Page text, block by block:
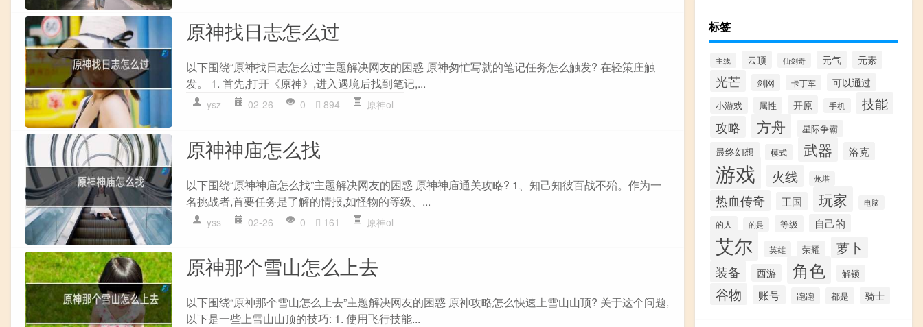
原神找日志怎么过
以下围绕“原神找日志怎么过”主题解决网友的困惑 原神匆忙写就的笔记任务怎么触发? 在轻策庄触
发。 1. 首先,打开《原神》,进入遇境后找到笔记,...
ysz 02-26 0 894 原神ol
原神神庙怎么找
以下围绕“原神神庙怎么找”主题解决网友的困惑 原神神庙通关攻略? 1、知己知彼百战不殆。作为一
名挑战者,首要任务是了解的情报,如怪物的等级、...
yss 02-26 0 161 原神ol
原神那个雪山怎么上去
以下围绕“原神那个雪山怎么上去”主题解决网友的困惑 原神攻略怎么快速上雪山山顶? 关于这个问题,
以下是一些上雪山山顶的技巧: 1. 使用飞行技能...
标签
主线 云顶 仙剑奇 元气 元素
光芒 剑网 卡丁车 可以通过
小游戏 属性 开原 手机 技能
攻略 方舟 星际争霸
最终幻想 模式 武器 洛克
游戏 火线 炮塔
热血传奇 王国 玩家 电脑
的人 的是 等级 自己的
艾尔 英雄 荣耀
萝卜
装备
西游 角色 解锁
谷物 账号 跑跑 都是 骑士